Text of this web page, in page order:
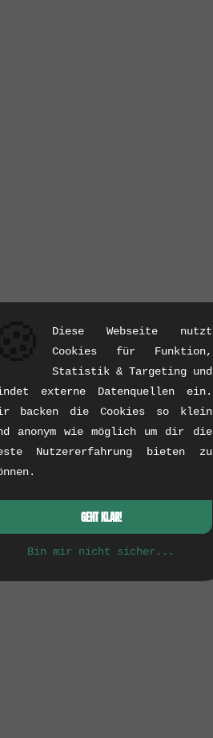
Diese Webseite nutzt
Cookies für Funktion,
Statistik & Targeting und
externe Datenquellen ein.
backen die Cookies so klein
anonym wie möglich um dir die
Nutzererfahrung bieten zu
GEHT KLAR!
Bin mir nicht sicher...